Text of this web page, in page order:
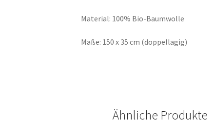
Material: 100% Bio-Baumwolle
Maße: 150 x 35 cm (doppellagig)
Ähnliche Produkte